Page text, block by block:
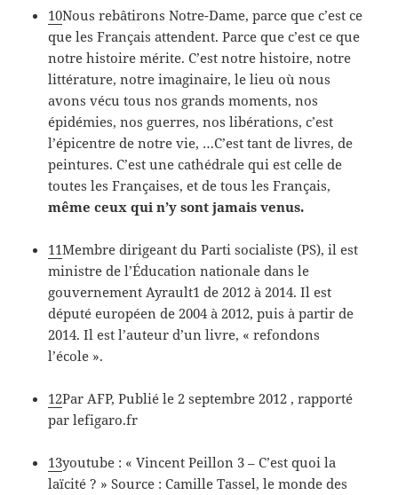
10Nous rebâtirons Notre-Dame, parce que c’est ce
que les Français attendent. Parce que c’est ce que
notre histoire mérite. C’est notre histoire, notre
littérature, notre imaginaire, le lieu où nous
avons vécu tous nos grands moments, nos
épidémies, nos guerres, nos libérations, c’est
l’épicentre de notre vie, …C’est tant de livres, de
peintures. C’est une cathédrale qui est celle de
toutes les Françaises, et de tous les Français,
même ceux qui n’y sont jamais venus.
11Membre dirigeant du Parti socialiste (PS), il est
ministre de l’Éducation nationale dans le
gouvernement Ayrault1 de 2012 à 2014. Il est
député européen de 2004 à 2012, puis à partir de
2014. Il est l’auteur d’un livre, « refondons
l’école ».
12Par AFP, Publié le 2 septembre 2012 , rapporté
par lefigaro.fr
13youtube : « Vincent Peillon 3 – C’est quoi la
laïcité ? » Source : Camille Tassel, le monde des